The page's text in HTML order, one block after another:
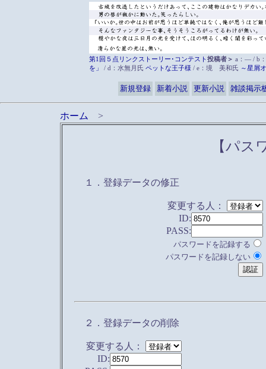
第1回５点リンクストーリー･コンテスト投稿者＞ a：― / b
を」
/ d：水無月氏 ペットな王子様 / e：境 美和氏 ～星屑
新規登録 新着小説 更新小説 雑談掲示
ホーム >
【パス
１．登録データの修正
変更する人：
ID:
PASS:
パスワードを記録する
パスワードを記録しない
２．登録データの削除
変更する人：
ID: